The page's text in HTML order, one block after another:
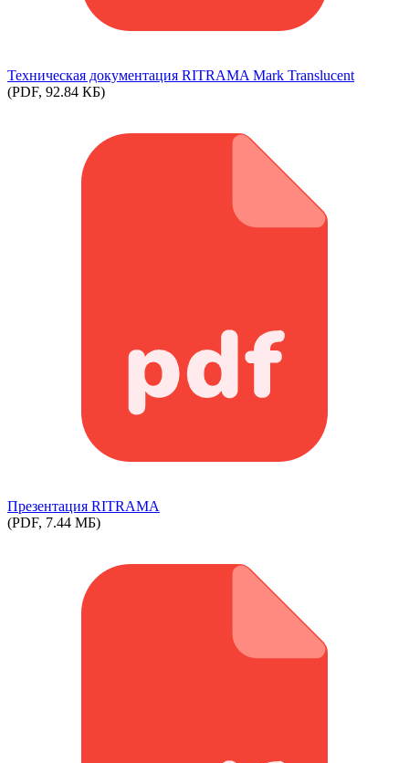
Техническая документация RITRAMA Mark Translucent
(PDF, 92.84 КБ)
Презентация RITRAMA
(PDF, 7.44 МБ)